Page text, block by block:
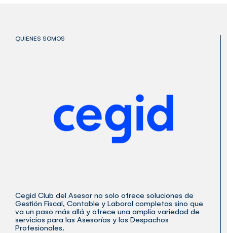
QUIENES SOMOS
Cegid Club del Asesor no solo ofrece soluciones de
Gestión Fiscal, Contable y Laboral completas sino que
va un paso más allá y ofrece una amplia variedad de
servicios para las Asesorías y los Despachos
Profesionales.